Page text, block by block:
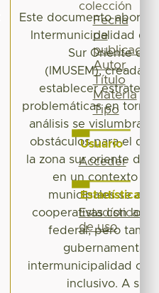
Este documento aborda
Intermunicipalidad de
Sur Oriente del
(IMUSEM), creada
establecer
problemáticas en torno
análisis se vislumbran
obstáculos para el
la zona sur oriente del
en un contexto
municipales se
cooperativas con los
federal, pero
intermunicipalidad
inclusivo. A su
colección
Fecha
de
publicación
Autor
Título
Materia
Tipo
Usuario
Acceder
Estadísticas
Estadísticas
de uso